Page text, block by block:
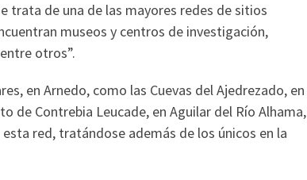
trata de una de las mayores redes de sitios
museos y centros de investigación,
otros”.
en Arnedo, como las Cuevas del Ajedrezado, en
de Contrebia Leucade, en Aguilar del Río Alhama,
red, tratándose además de los únicos en la